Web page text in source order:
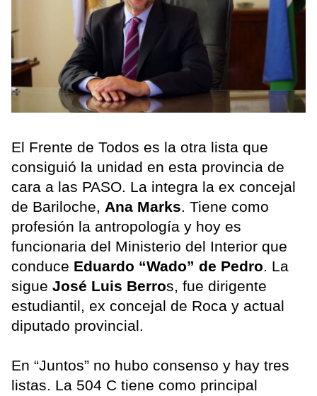
El Frente de Todos es la otra lista que
consiguió la unidad en esta provincia de
cara a las PASO. La integra la ex concejal
de Bariloche, Ana Marks. Tiene como
profesión la antropología y hoy es
funcionaria del Ministerio del Interior que
conduce Eduardo “Wado” de Pedro. La
sigue José Luis Berros, fue dirigente
estudiantil, ex concejal de Roca y actual
diputado provincial.
En “Juntos” no hubo consenso y hay tres
listas. La 504 C tiene como principal